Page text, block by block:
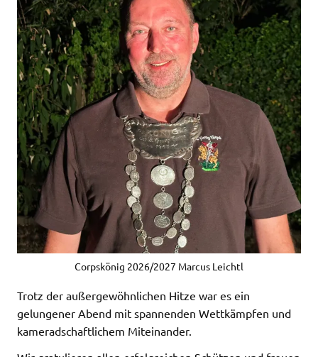
Corpskönig 2026/2027 Marcus Leichtl
Trotz der außergewöhnlichen Hitze war es ein
gelungener Abend mit spannenden Wettkämpfen und
kameradschaftlichem Miteinander.